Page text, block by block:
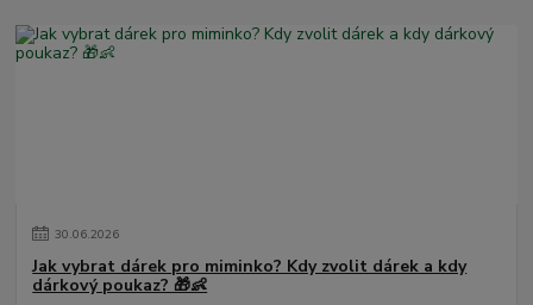
30.06.2026
Jak vybrat dárek pro miminko? Kdy zvolit dárek a kdy
dárkový poukaz? 🎁👶